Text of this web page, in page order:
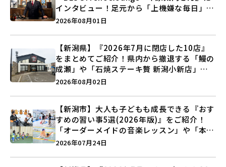
インタビュー！足元から「上機嫌な毎日」を
つくる装いの提案とは？
2026年08月01日
【新潟県】『2026年7月に閉店した10店』
をまとめてご紹介！県内から撤退する「鰻の
成瀬」や「石焼ステーキ贅 新潟小新店」が
営業に幕…。
2026年08月02日
【新潟市】大人も子どもも成長できる『おす
すめの習い事5選(2026年版)』をご紹介！
「オーダーメイドの音楽レッスン」や「本格
キックボクシング」で新しい自分を見つけよ
2026年07月24日